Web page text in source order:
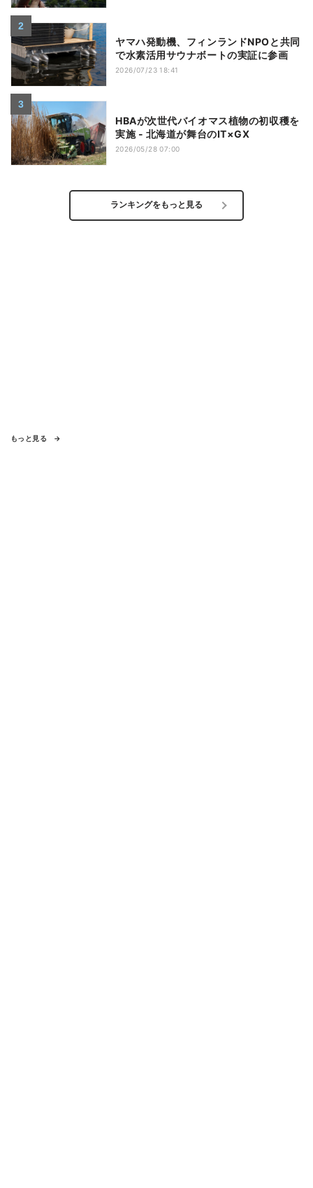
ヤマハ発動機、フィンランドNPOと共同
で水素活用サウナボートの実証に参画
2026/07/23 18:41
HBAが次世代バイオマス植物の初収穫を
実施 - 北海道が舞台のIT×GX
2026/05/28 07:00
ランキングをもっと見る
もっと見る